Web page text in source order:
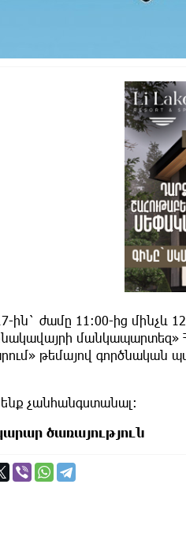
ին` ժամը 11։00-ից
մանկապարտեզ»
թեմայով գործնական
չանհանգստանալ:
ծառայություն